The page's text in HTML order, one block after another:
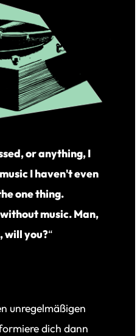
or anything, I
I haven't even
one thing.
music. Man,
will you?“
unregelmäßigen
dich dann